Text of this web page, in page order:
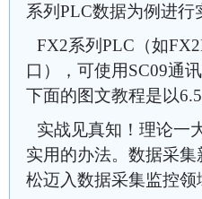
系列PLC数据为例进行
FX2系列PLC（如
口），可使用SC09通
下面的图文教程是以
实战见真知！理论一
实用的办法。数据采
松迈入数据采集监控领